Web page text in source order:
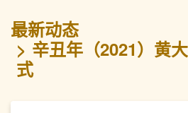
最新动态
辛丑年（2021）黄
式